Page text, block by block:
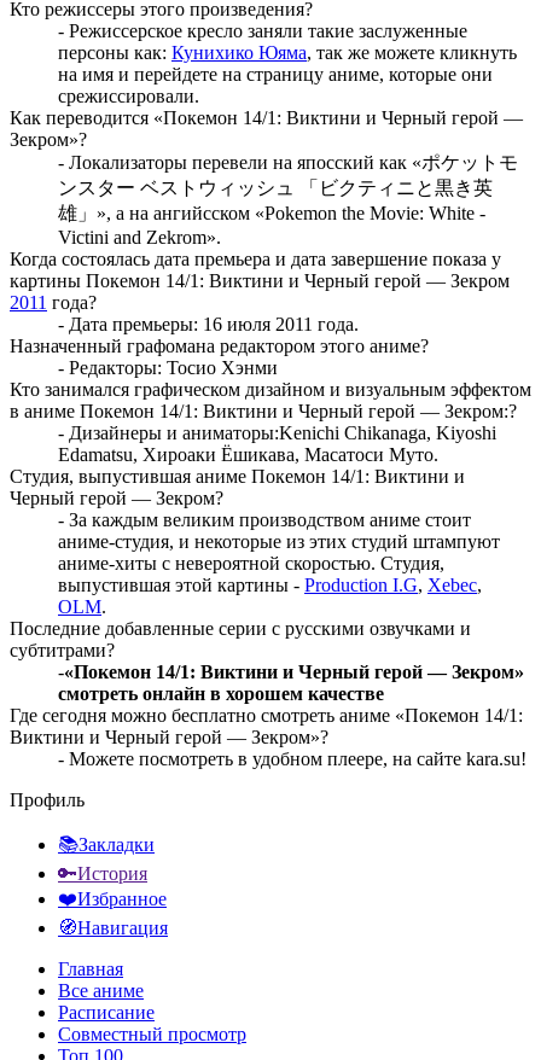
Кто режиссеры этого произведения?
- Режиссерское кресло заняли такие заслуженные
персоны как: Кунихико Юяма, так же можете кликнуть
на имя и перейдете на страницу аниме, которые они
срежиссировали.
Как переводится «Покемон 14/1: Виктини и Черный герой —
Зекром»?
- Локализаторы перевели на япосский как «ポケットモ
ンスター ベストウィッシュ 「ビクティニと黒き英
雄」», а на ангийсском «Pokemon the Movie: White -
Victini and Zekrom».
Когда состоялась дата премьера и дата завершение показа у
картины Покемон 14/1: Виктини и Черный герой — Зекром
2011 года?
- Дата премьеры: 16 июля 2011 года.
Назначенный графомана редактором этого аниме?
- Редакторы: Тосио Хэнми
Кто занимался графическом дизайном и визуальным эффектом
в аниме Покемон 14/1: Виктини и Черный герой — Зекром:?
- Дизайнеры и аниматоры:Kenichi Chikanaga, Kiyoshi
Edamatsu, Хироаки Ёшикава, Масатоси Муто.
Студия, выпустившая аниме Покемон 14/1: Виктини и
Черный герой — Зекром?
- За каждым великим производством аниме стоит
аниме-студия, и некоторые из этих студий штампуют
аниме-хиты с невероятной скоростью. Студия,
выпустившая этой картины - Production I.G, Xebec,
OLM.
Последние добавленные серии с русскими озвучками и
субтитрами?
-«Покемон 14/1: Виктини и Черный герой — Зекром»
смотреть онлайн в хорошем качестве
Где сегодня можно бесплатно смотреть аниме «Покемон 14/1:
Виктини и Черный герой — Зекром»?
- Можете посмотреть в удобном плеере, на сайте kara.su!
Профиль
📚Закладки
🔑История
❤️Избранное
🧭Навигация
Главная
Все аниме
Расписание
Совместный просмотр
Топ 100